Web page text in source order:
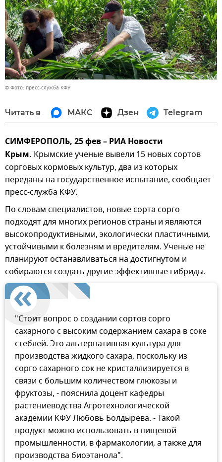
© Фото: пресс-служба КФУ
Читать в МАКС Дзен Telegram
СИМФЕРОПОЛЬ, 25 фев – РИА Новости
Крым. Крымские ученые вывели 15 новых сортов
сорговых кормовых культур, два из которых
переданы на государственное испытание, сообщает
пресс-служба КФУ.
По словам специалистов, новые сорта сорго
подходят для многих регионов страны и являются
высокопродуктивными, экологически пластичными,
устойчивыми к болезням и вредителям. Ученые не
планируют останавливаться на достигнутом и
собираются создать другие эффективные гибриды.
"Стоит вопрос о создании сортов сорго
сахарного с высоким содержанием сахара в соке
стеблей. Это альтернативная культура для
производства жидкого сахара, поскольку из
сорго сахарного сок не кристаллизируется в
связи с большим количеством глюкозы и
фруктозы, - пояснила доцент кафедры
растениеводства Агротехнологической
академии КФУ Любовь Болдырева. - Такой
продукт можно использовать в пищевой
промышленности, в фармакологии, а также для
производства биоэтанола".